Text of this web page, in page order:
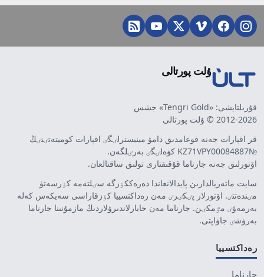
ۇلت پورتالى
قۇرىلتايشى: «Tengri Gold» جشس
2012-2026 © ۇلت پورتالى
قر اقپارات جەنە قوعامدىق دامۋ مينيسترلٸگٸ اقپارات كوميتەتٸنٸڭ
№KZ71VPY00084887 كۋەلٸگٸ بەرٸلگەن.
اۆتورلىق جەنە جارناما قۇقىقتارى تولىق ساقتالعان.
سايت ماتەريالدارىن پايدالانعاندا دەرەككٶزگە سٸلتەمە كٶرسەتۋ
مٸندەتتٸ. اۆتورلار پٸكٸرٸ مەن رەداكتسييا كٶزقاراسى سەيكەس كەلە
بەرمەۋٸ مٷمكٸن. جارناما مەن حابارلاندىرۋلاردىڭ مازمۇنىنا جارناما
بەرۋشٸ جاۋاپتى.
رەداكتسييا
جارناما